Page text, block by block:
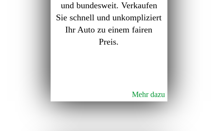
und bundesweit. Verkaufen
Sie schnell und unkompliziert
Ihr Auto zu einem fairen
Preis.
Mehr dazu